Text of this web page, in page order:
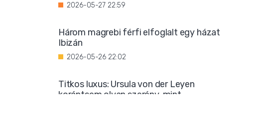
2026-05-27 22:59
Három magrebi férfi elfoglalt egy házat
Ibizán
2026-05-26 22:02
Titkos luxus: Ursula von der Leyen
korántsem olyan szerény, mint